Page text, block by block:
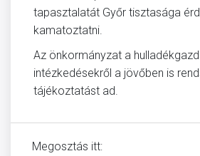
tapasztalatát Győr tisztasága
kamatoztatni.
Az önkormányzat a
intézkedésekről a jövőben is
tájékoztatást ad.
Megosztás itt: